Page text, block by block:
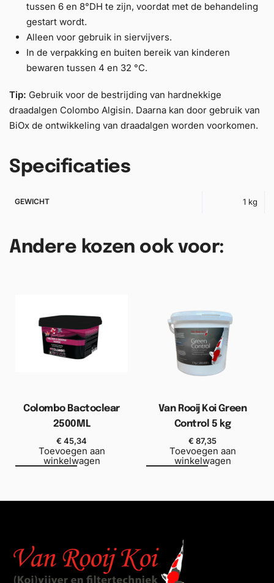
tussen 6 en 8°DH te zijn, voordat met de behandeling
gestart wordt.
Alleen voor gebruik in siervijvers.
In de verpakking en buiten bereik van kinderen
bewaren tussen 4 en 32 °C.
Tip: Gebruik voor de bestrijding van hardnekkige
draadalgen Colombo Algisin. Daarna kan door gebruik van
BiOx de ontwikkeling van draadalgen worden voorkomen.
Specificaties
GEWICHT 1 kg
Andere kozen ook voor:
Colombo Bactoclear
2500ML
€ 45,34
Toevoegen aan
winkelwagen
Van Rooij Koi Green
Control 5 kg
€ 87,35
Toevoegen aan
winkelwagen